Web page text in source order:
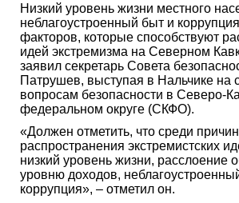
Низкий уровень жизни местного
неблагоустроенный быт и
факторов, которые способствуют
идей экстремизма на Северном
заявил секретарь Совета
Патрушев, выступая в Нальчике на
вопросам безопасности в Северо-
федеральном округе (СКФО).
«Должен отметить, что среди причин
распространения экстремистских
низкий уровень жизни, расслоение
уровню доходов,
коррупция», – отметил он.